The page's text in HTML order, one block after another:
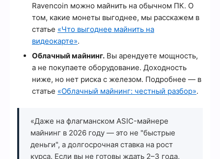
Ravencoin можно майнить на обычном ПК. О
том, какие монеты выгоднее, мы расскажем в
статье «Что выгоднее майнить на
видеокарте».
Облачный майнинг. Вы арендуете мощность,
а не покупаете оборудование. Доходность
ниже, но нет риска с железом. Подробнее — в
статье «Облачный майнинг: честный разбор».
«Даже на флагманском ASIC-майнере
майнинг в 2026 году — это не "быстрые
деньги", а долгосрочная ставка на рост
курса. Если вы не готовы ждать 2–3 года,